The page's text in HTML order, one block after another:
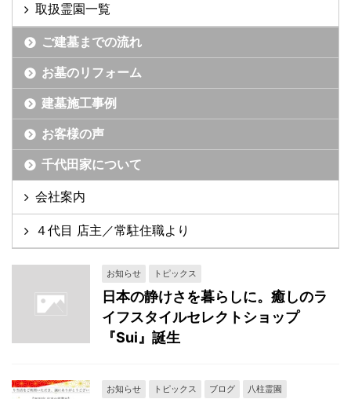
取扱霊園一覧
ご建墓までの流れ
お墓のリフォーム
建墓施工事例
お客様の声
千代田家について
会社案内
４代目 店主／常駐住職より
お知らせ トピックス
日本の静けさを暮らしに。癒しのラ
イフスタイルセレクトショップ
『Sui』誕生
お知らせ トピックス ブログ
八柱霊園